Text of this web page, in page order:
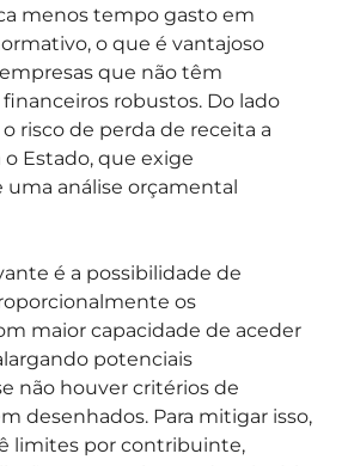
menos tempo gasto em
o que é vantajoso
que não têm
robustos. Do lado
risco de perda de receita a
Estado, que exige
uma análise orçamental
é a possibilidade de
os
maior capacidade de aceder
potenciais
não houver critérios de
desenhados. Para mitigar isso,
limites por contribuinte,